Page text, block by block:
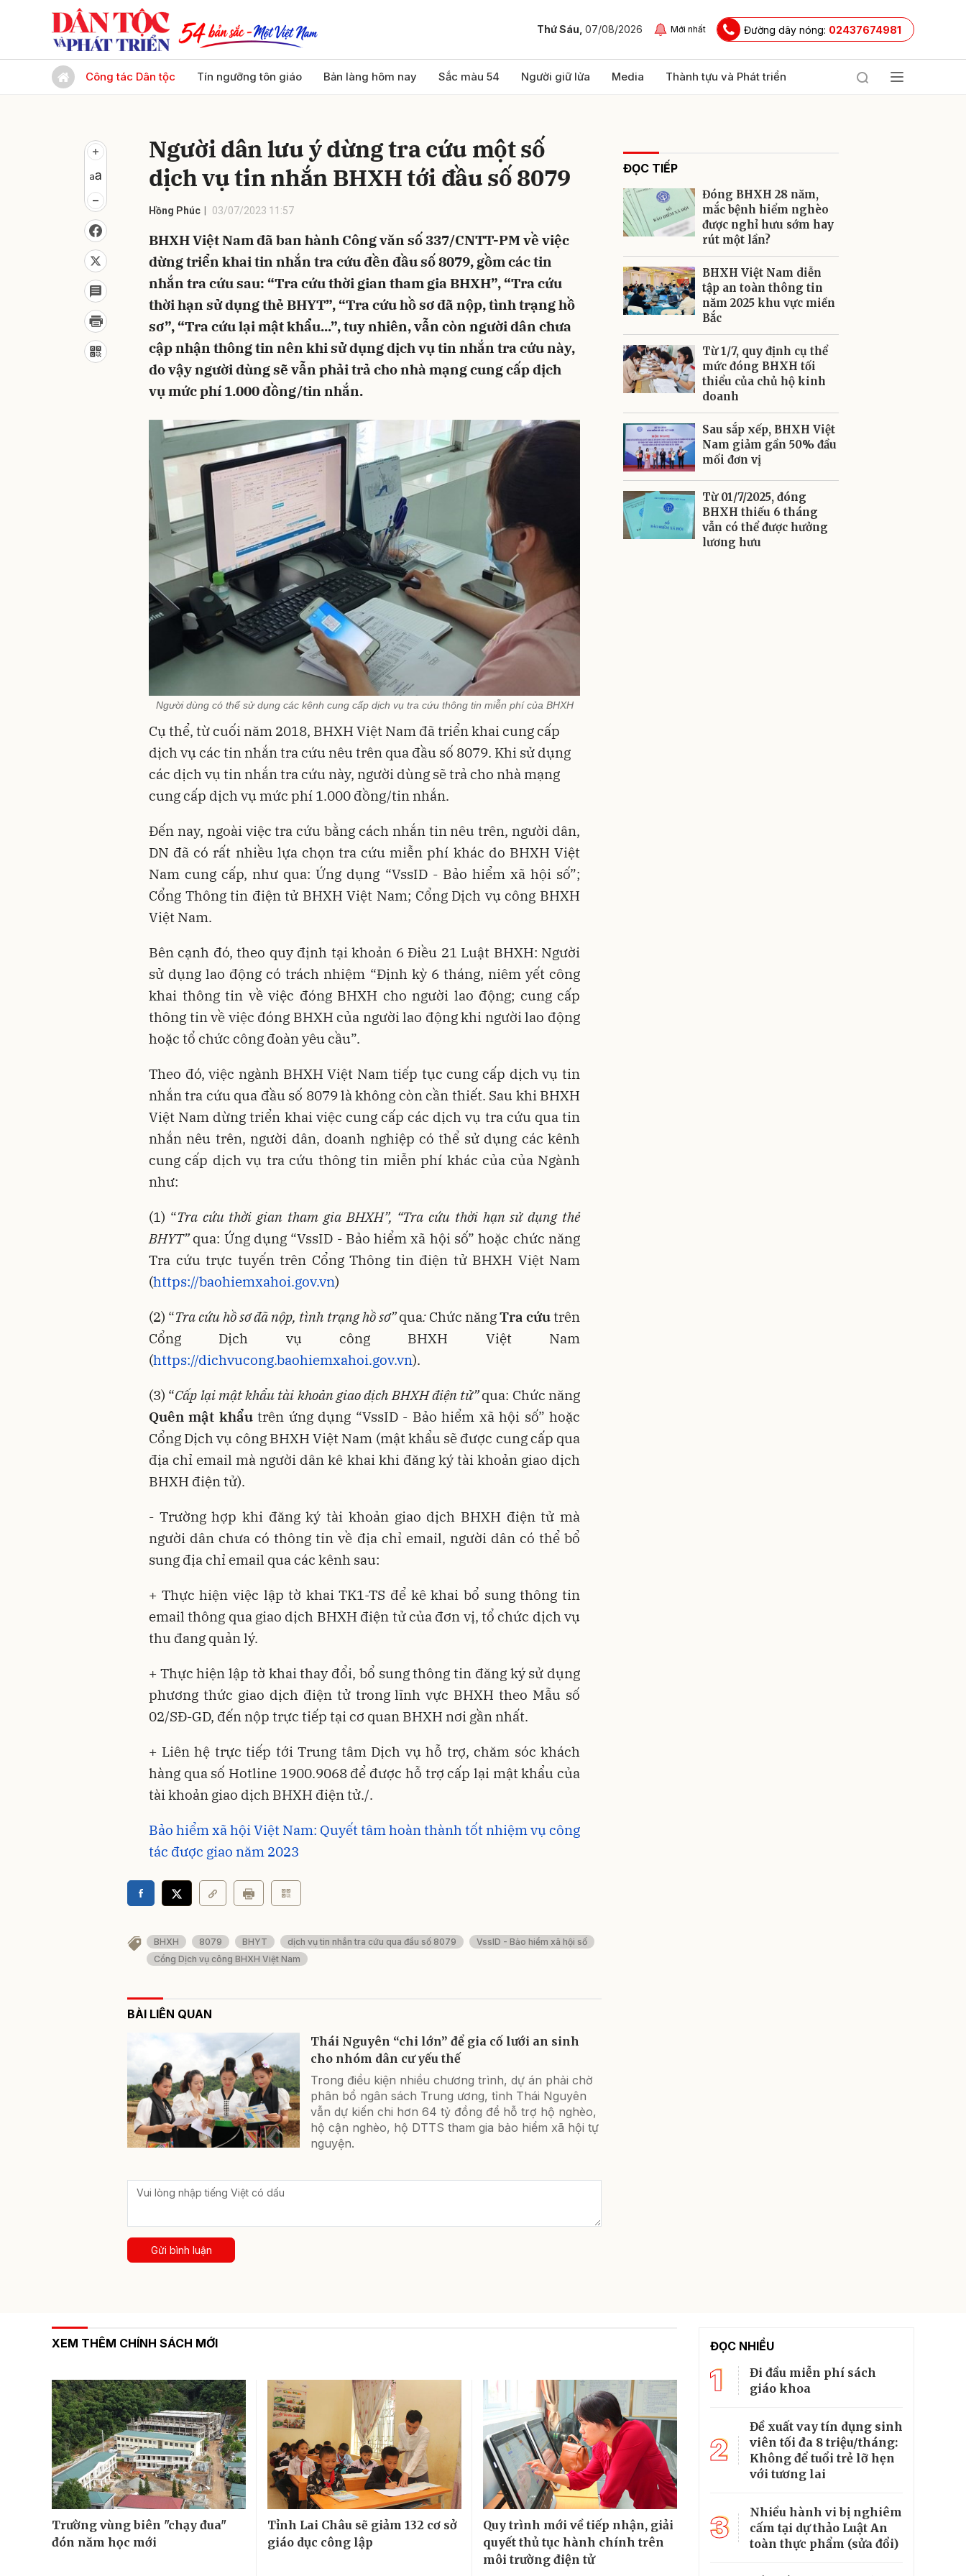
Thứ Sáu, 07/08/2026 Mới nhất Đường dây nóng: 02437674981
Công tác Dân tộc Tín ngưỡng tôn giáo Bản làng hôm nay Sắc màu 54 Người giữ lửa Media Thành tựu và Phát triển
Người dân lưu ý dừng tra cứu một số
dịch vụ tin nhắn BHXH tới đầu số 8079
Hồng Phúc 03/07/2023 11:57
BHXH Việt Nam đã ban hành Công văn số 337/CNTT-PM về việc
dừng triển khai tin nhắn tra cứu đền đầu số 8079, gồm các tin
nhắn tra cứu sau: “Tra cứu thời gian tham gia BHXH”, “Tra cứu
thời hạn sử dụng thẻ BHYT”, “Tra cứu hồ sơ đã nộp, tình trạng hồ
sơ”, “Tra cứu lại mật khẩu...”, tuy nhiên, vẫn còn người dân chưa
cập nhận thông tin nên khi sử dụng dịch vụ tin nhắn tra cứu này,
do vậy người dùng sẽ vẫn phải trả cho nhà mạng cung cấp dịch
vụ mức phí 1.000 đồng/tin nhắn.
Người dùng có thể sử dụng các kênh cung cấp dịch vụ tra cứu thông tin miễn phí của BHXH
Cụ thể, từ cuối năm 2018, BHXH Việt Nam đã triển khai cung cấp
dịch vụ các tin nhắn tra cứu nêu trên qua đầu số 8079. Khi sử dụng
các dịch vụ tin nhắn tra cứu này, người dùng sẽ trả cho nhà mạng
cung cấp dịch vụ mức phí 1.000 đồng/tin nhắn.
Đến nay, ngoài việc tra cứu bằng cách nhắn tin nêu trên, người dân,
DN đã có rất nhiều lựa chọn tra cứu miễn phí khác do BHXH Việt
Nam cung cấp, như qua: Ứng dụng “VssID - Bảo hiểm xã hội số”;
Cổng Thông tin điện tử BHXH Việt Nam; Cổng Dịch vụ công BHXH
Việt Nam.
Bên cạnh đó, theo quy định tại khoản 6 Điều 21 Luật BHXH: Người
sử dụng lao động có trách nhiệm “Định kỳ 6 tháng, niêm yết công
khai thông tin về việc đóng BHXH cho người lao động; cung cấp
thông tin về việc đóng BHXH của người lao động khi người lao động
hoặc tổ chức công đoàn yêu cầu”.
Theo đó, việc ngành BHXH Việt Nam tiếp tục cung cấp dịch vụ tin
nhắn tra cứu qua đầu số 8079 là không còn cần thiết. Sau khi BHXH
Việt Nam dừng triển khai việc cung cấp các dịch vụ tra cứu qua tin
nhắn nêu trên, người dân, doanh nghiệp có thể sử dụng các kênh
cung cấp dịch vụ tra cứu thông tin miễn phí khác của của Ngành
như:
(1) “Tra cứu thời gian tham gia BHXH”, “Tra cứu thời hạn sử dụng thẻ
BHYT” qua: Ứng dụng “VssID - Bảo hiểm xã hội số” hoặc chức năng
Tra cứu trực tuyến trên Cổng Thông tin điện tử BHXH Việt Nam
(https://baohiemxahoi.gov.vn)
(2) “Tra cứu hồ sơ đã nộp, tình trạng hồ sơ”qua:Chức năngTra cứutrên
Cổng Dịch vụ công BHXH Việt Nam
(https://dichvucong.baohiemxahoi.gov.vn).
(3) “Cấp lạimật khẩu tài khoản giao dịch BHXH điện tử”qua: Chức năng
Quên mật khẩutrên ứng dụng “VssID - Bảo hiểm xã hội số” hoặc
Cổng Dịch vụ công BHXH Việt Nam (mật khẩu sẽ được cung cấp qua
địa chỉ email mà người dân kê khai khi đăng ký tài khoản giao dịch
BHXH điện tử).
- Trường hợp khi đăng ký tài khoản giao dịch BHXH điện tử mà
người dân chưa có thông tin về địa chỉ email, người dân có thể bổ
sung địa chỉ email qua các kênh sau:
+ Thực hiện việc lập tờ khai TK1-TS để kê khai bổ sung thông tin
email thông qua giao dịch BHXH điện tử của đơn vị, tổ chức dịch vụ
thu đang quản lý.
+ Thực hiện lập tờ khai thay đổi, bổ sung thông tin đăng ký sử dụng
phương thức giao dịch điện tử trong lĩnh vực BHXH theo Mẫu số
02/SĐ-GD, đến nộp trực tiếp tại cơ quan BHXH nơi gần nhất.
+ Liên hệ trực tiếp tới Trung tâm Dịch vụ hỗ trợ, chăm sóc khách
hàng qua số Hotline 1900.9068 để được hỗ trợ cấp lại mật khẩu của
tài khoản giao dịch BHXH điện tử./.
Bảo hiểm xã hội Việt Nam: Quyết tâm hoàn thành tốt nhiệm vụ công
tác được giao năm 2023
BHXH 8079 BHYT dịch vụ tin nhắn tra cứu qua đầu số 8079
VssID - Bảo hiểm xã hội số
Cổng Dịch vụ công BHXH Việt Nam
BÀI LIÊN QUAN
Thái Nguyên “chi lớn” để gia cố lưới an sinh
cho nhóm dân cư yếu thế
Trong điều kiện nhiều chương trình, dự án phải chờ
phân bổ ngân sách Trung ương, tỉnh Thái Nguyên
vẫn dự kiến chi hơn 64 tỷ đồng để hỗ trợ hộ nghèo,
hộ cận nghèo, hộ DTTS tham gia bảo hiểm xã hội tự
nguyện.
Gửi bình luận
ĐỌC TIẾP
Đóng BHXH 28 năm,
mắc bệnh hiểm nghèo
được nghỉ hưu sớm hay
rút một lần?
BHXH Việt Nam diễn
tập an toàn thông tin
năm 2025 khu vực miền
Bắc
Từ 1/7, quy định cụ thể
mức đóng BHXH tối
thiểu của chủ hộ kinh
doanh
Sau sắp xếp, BHXH Việt
Nam giảm gần 50% đầu
mối đơn vị
Từ 01/7/2025, đóng
BHXH thiếu 6 tháng
vẫn có thể được hưởng
lương hưu
XEM THÊM CHÍNH SÁCH MỚI
Trường vùng biên "chạy đua"
đón năm học mới
Tỉnh Lai Châu sẽ giảm 132 cơ sở
giáo dục công lập
Quy trình mới về tiếp nhận, giải
quyết thủ tục hành chính trên
môi trường điện tử
ĐỌC NHIỀU
1
Đi đầu miễn phí sách
giáo khoa
2
Đề xuất vay tín dụng sinh
viên tối đa 8 triệu/tháng:
Không để tuổi trẻ lỡ hẹn
với tương lai
3
Nhiều hành vi bị nghiêm
cấm tại dự thảo Luật An
toàn thực phẩm (sửa đổi)
Gửi bình luận
Hủy Gửi